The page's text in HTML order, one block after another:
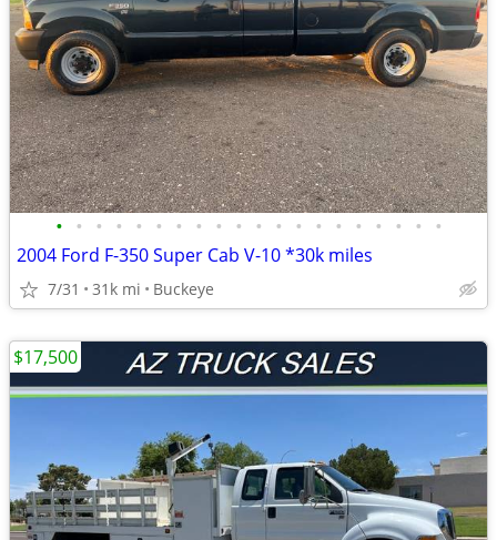
• • • • • • • • • • • • • • • • • • • •
2004 Ford F-350 Super Cab V-10 *30k miles
7/31 31k mi Buckeye
$17,500